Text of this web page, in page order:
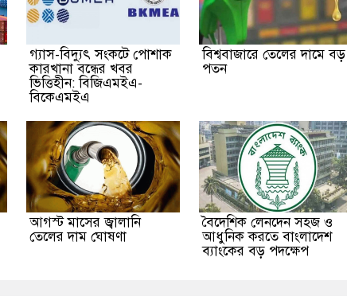
গ্যাস-বিদ্যুৎ সংকটে পোশাক
কারখানা বন্ধের খবর
ভিত্তিহীন: বিজিএমইএ-
বিকেএমইএ
বিশ্ববাজারে তেলের দামে বড়
পতন
আগস্ট মাসের জ্বালানি
তেলের দাম ঘোষণা
বৈদেশিক লেনদেন সহজ ও
আধুনিক করতে বাংলাদেশ
ব্যাংকের বড় পদক্ষেপ